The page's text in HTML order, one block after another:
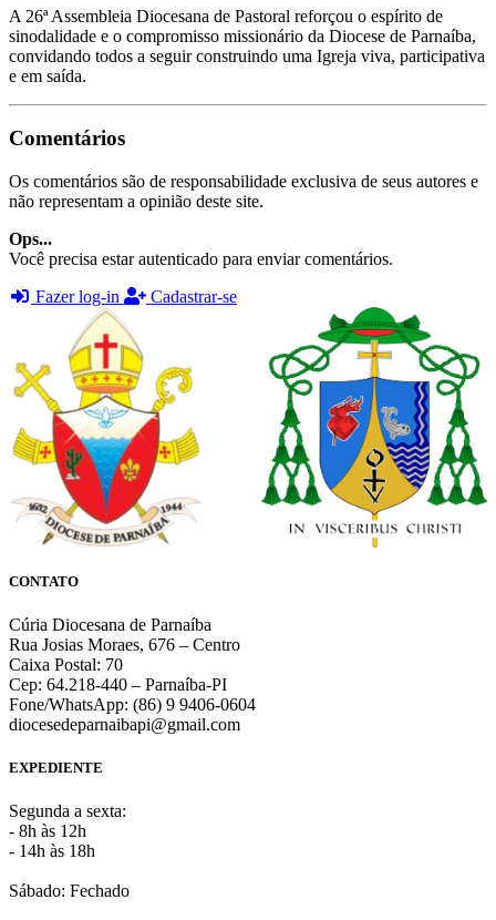
A 26ª Assembleia Diocesana de Pastoral reforçou o espírito de
sinodalidade e o compromisso missionário da Diocese de Parnaíba,
convidando todos a seguir construindo uma Igreja viva, participativa
e em saída.
Comentários
Os comentários são de responsabilidade exclusiva de seus autores e
não representam a opinião deste site.
Ops...
Você precisa estar autenticado para enviar comentários.
Fazer log-in
Cadastrar-se
CONTATO
Cúria Diocesana de Parnaíba
Rua Josias Moraes, 676 – Centro
Caixa Postal: 70
Cep: 64.218-440 – Parnaíba-PI
Fone/WhatsApp: (86) 9 9406-0604
diocesedeparnaibapi@gmail.com
EXPEDIENTE
Segunda a sexta:
- 8h às 12h
- 14h às 18h
Sábado: Fechado